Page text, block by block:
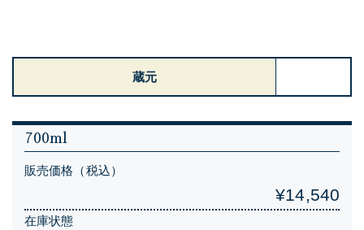
蔵元
700ml
販売価格（税込）
¥14,540
在庫状態